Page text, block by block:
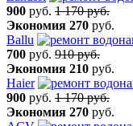
900 руб. 1 170 руб.
Экономия 270 руб.
Ballu
700 руб. 910 руб.
Экономия 210 руб.
Haier
900 руб. 1 170 руб.
Экономия 270 руб.